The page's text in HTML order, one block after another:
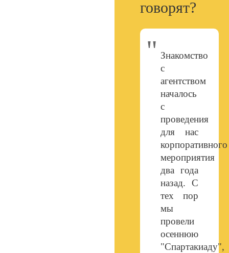
1млн+говорят?
Знакомство
с
агентством
началось
с
проведения
для нас
корпоративного
мероприятия
два года
назад. С
тех пор
мы
провели
осеннюю
"Спартакиаду",